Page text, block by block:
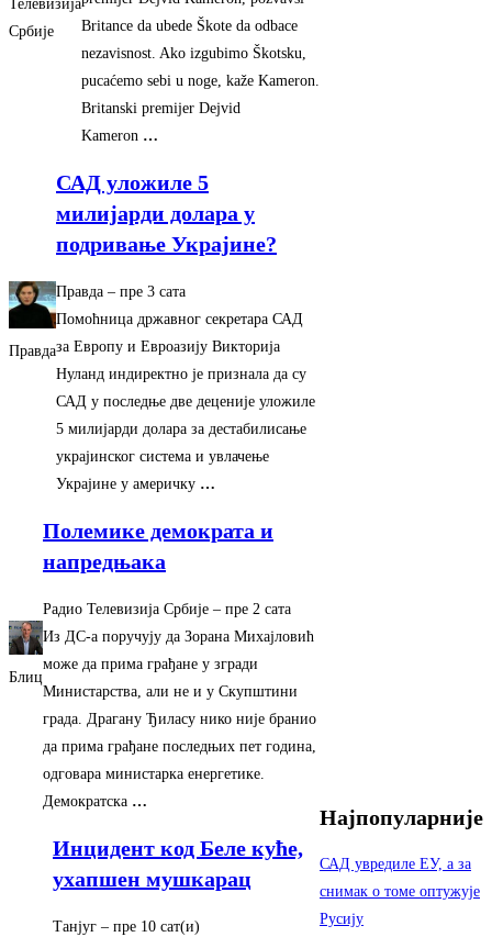
Телевизија
Србије
Britance da ubede Škote da odbace
nezavisnost. Ako izgubimo Škotsku,
pucaćemo sebi u noge, kaže Kameron.
Britanski premijer Dejvid
Kameron …
Правда
САД уложиле 5
милијарди долара у
подривање Украјине?
Правда – ‎пре 3 сата‎
Помоћница државног секретара САД
за Европу и Евроазију Викторија
Нуланд индиректно је признала да су
САД у последње две деценије уложиле
5 милијарди долара за дестабилисање
украјинског система и увлачење
Украјине у америчку …
Блиц
Полемике демократа и
напредњака
Радио Телевизија Србије – ‎пре 2 сата‎
Из ДС-а поручују да Зорана Михајловић
може да прима грађане у згради
Министарства, али не и у Скупштини
града. Драгану Ђиласу нико није бранио
да прима грађане последњих пет година,
одговара министарка енергетике.
Демократска …
Инцидент код Беле куће,
ухапшен мушкарац
Танјуг – ‎пре 10 сат(и)‎
Најпопуларније
САД увредиле ЕУ, а за
снимак о томе оптужује
Русију